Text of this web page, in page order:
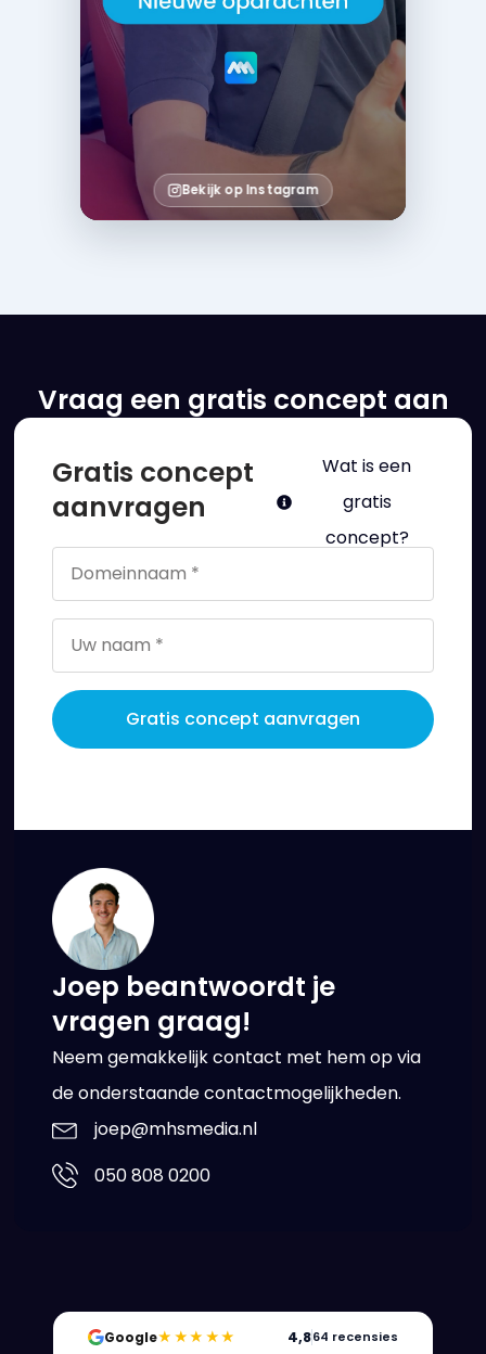
Bekijk op Instagram
Vraag een gratis concept aan
Gratis concept
aanvragen
Wat is een
gratis
concept?
Gratis concept aanvragen
Joep beantwoordt je
vragen graag!
Neem gemakkelijk contact met hem op via
de onderstaande contactmogelijkheden.
joep@mhsmedia.nl
050 808 0200
Google★★★★★ 4,864 recensies